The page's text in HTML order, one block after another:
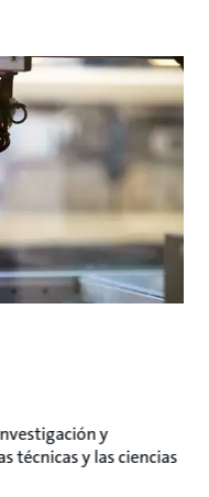
y
técnicas y las ciencias